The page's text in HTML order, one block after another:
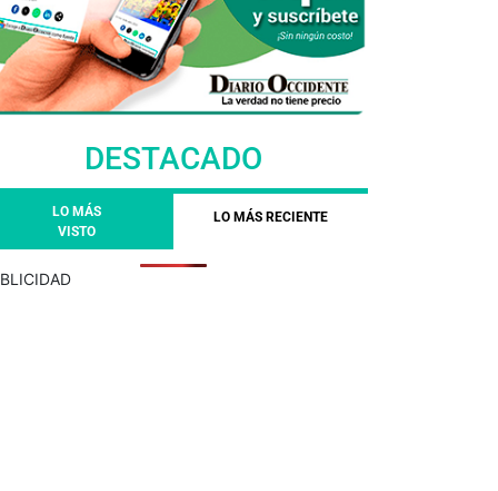
DESTACADO
LO MÁS
VISTO
LO MÁS RECIENTE